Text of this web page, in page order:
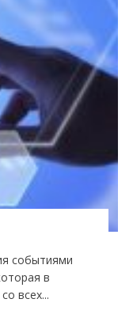
событиями
в
всех...